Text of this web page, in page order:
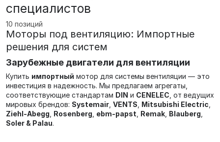
специалистов
10 позиций
Моторы под вентиляцию: Импортные
решения для систем
Зарубежные двигатели для вентиляции
Купить импортный мотор для системы вентиляции — это
инвестиция в надежность. Мы предлагаем агрегаты,
соответствующие стандартам DIN и CENELEC , от ведущих
мировых брендов: Systemair VENTS Mitsubishi Electric
Ziehl-Abegg Rosenberg ebm-papst Remak Blauberg
Soler & Palau.